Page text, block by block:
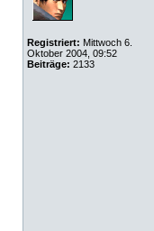
Registriert: Mittwoch 6.
Oktober 2004, 09:52
Beiträge: 2133